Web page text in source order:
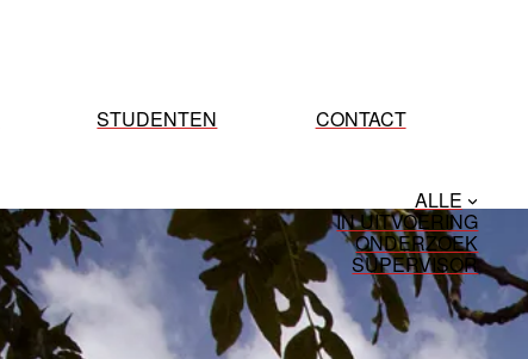
STUDENTEN CONTACT
ALLE
IN UITVOERING
ONDERZOEK
SUPERVISOR